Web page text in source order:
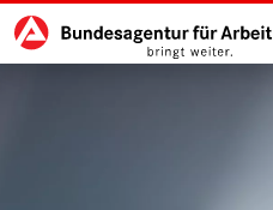
zu den Hauptinhalten springen
Hauptnavigation